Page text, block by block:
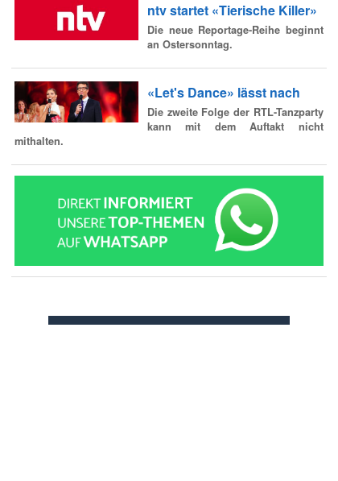
ntv startet «Tierische Killer»
Die neue Reportage-Reihe beginnt
an Ostersonntag.
«Let's Dance» lässt nach
Die zweite Folge der RTL-Tanzparty
kann mit dem Auftakt nicht
mithalten.